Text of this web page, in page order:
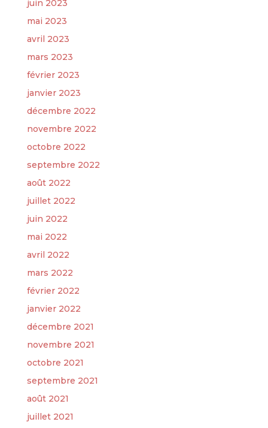
juin 2023
mai 2023
avril 2023
mars 2023
février 2023
janvier 2023
décembre 2022
novembre 2022
octobre 2022
septembre 2022
août 2022
juillet 2022
juin 2022
mai 2022
avril 2022
mars 2022
février 2022
janvier 2022
décembre 2021
novembre 2021
octobre 2021
septembre 2021
août 2021
juillet 2021